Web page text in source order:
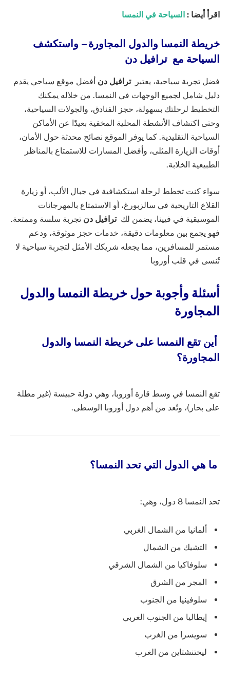
اقرأ أيضا : السياحة في النمسا
خريطة النمسا والدول المجاورة – واستكشف
السياحة مع ترافيل دن
فضل تجربة سياحية، يعتبر ترافيل دن أفضل موقع سياحي يقدم
دليل شامل لجميع الوجهات في النمسا. من خلاله يمكنك
التخطيط لرحلتك بسهولة، حجز الفنادق، والجولات السياحية،
وحتى اكتشاف الأنشطة المحلية المخفية بعيدًا عن الأماكن
السياحية التقليدية. كما يوفر الموقع نصائح محدثة حول الأمان،
أوقات الزيارة المثلى، وأفضل المسارات للاستمتاع بالمناظر
الطبيعية الخلابة.
سواء كنت تخطط لرحلة استكشافية في جبال الألب، أو زيارة
القلاع التاريخية في سالزبورغ، أو الاستمتاع بالمهرجانات
الموسيقية في فيينا، يضمن لك ترافيل دن تجربة سلسة وممتعة.
فهو يجمع بين معلومات دقيقة، خدمات حجز موثوقة، ودعم
مستمر للمسافرين، مما يجعله شريكك الأمثل لتجربة سياحية لا
تُنسى في قلب أوروبا
أسئلة وأجوبة حول خريطة النمسا والدول
المجاورة
أين تقع النمسا على خريطة النمسا والدول
المجاورة؟
تقع النمسا في وسط قارة أوروبا، وهي دولة حبيسة (غير مطلة
على بحار)، وتُعد من أهم دول أوروبا الوسطى.
ما هي الدول التي تحد النمسا؟
تحد النمسا 8 دول، وهي:
ألمانيا من الشمال الغربي
التشيك من الشمال
سلوفاكيا من الشمال الشرقي
المجر من الشرق
سلوفينيا من الجنوب
إيطاليا من الجنوب الغربي
سويسرا من الغرب
ليختنشتاين من الغرب